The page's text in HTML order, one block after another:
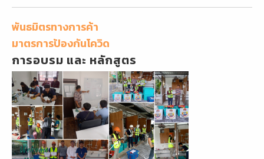
พันธมิตรทางการค้า
มาตรการป้องกันโควิด
การอบรม และ หลักสูตร